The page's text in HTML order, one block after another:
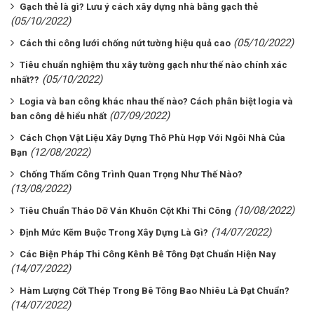
Gạch thẻ là gì? Lưu ý cách xây dựng nhà bằng gạch thẻ
(05/10/2022)
Cách thi công lưới chống nứt tường hiệu quả cao (05/10/2022)
Tiêu chuẩn nghiệm thu xây tường gạch như thế nào chính xác
nhất?? (05/10/2022)
Logia và ban công khác nhau thế nào? Cách phân biệt logia và
ban công dễ hiểu nhất (07/09/2022)
Cách Chọn Vật Liệu Xây Dựng Thô Phù Hợp Với Ngôi Nhà Của
Bạn (12/08/2022)
Chống Thấm Công Trình Quan Trọng Như Thế Nào?
(13/08/2022)
Tiêu Chuẩn Tháo Dỡ Ván Khuôn Cột Khi Thi Công (10/08/2022)
Định Mức Kẽm Buộc Trong Xây Dựng Là Gì? (14/07/2022)
Các Biện Pháp Thi Công Kênh Bê Tông Đạt Chuẩn Hiện Nay
(14/07/2022)
Hàm Lượng Cốt Thép Trong Bê Tông Bao Nhiêu Là Đạt Chuẩn?
(14/07/2022)